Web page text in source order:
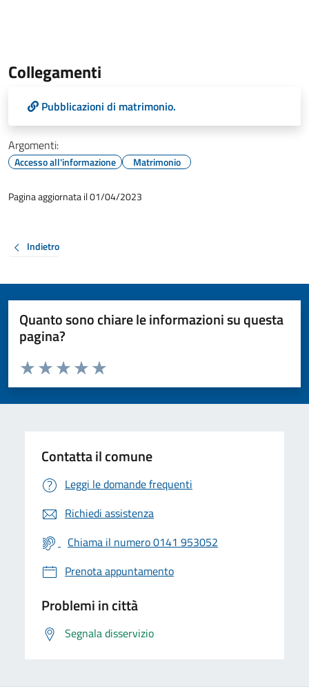
Collegamenti
Pubblicazioni di matrimonio.
Argomenti:
Accesso all'informazione Matrimonio
Pagina aggiornata il 01/04/2023
Indietro
Quanto sono chiare le informazioni su questa
pagina?
Valuta da 1 a 5 stelle la pagina
Valuta 5 stelle su 5
Valuta 4 stelle su 5
Valuta 3 stelle su 5
Valuta 2 stelle su 5
Valuta 1 stelle su 5
Contatta il comune
Leggi le domande frequenti
Richiedi assistenza
Chiama il numero 0141 953052
Prenota appuntamento
Problemi in città
Segnala disservizio